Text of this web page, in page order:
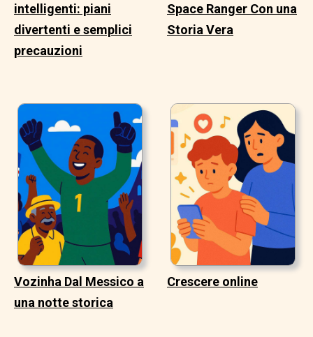
intelligenti: piani
divertenti e semplici
precauzioni
Space Ranger Con una
Storia Vera
Vozinha Dal Messico a
una notte storica
Crescere online